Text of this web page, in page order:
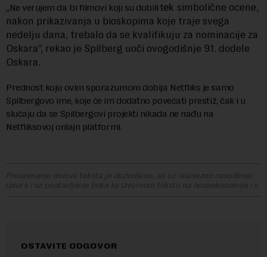
„Ne verujem da bi filmovi koji su dobilitek simbolične ocene,
nakon prikazivanja u bioskopima koje traje svega
nedelju dana, trebalo da se kvalifikuju za nominacije za
Oskara“, rekao je Spilberg uoči ovogodišnje 91. dodele
Oskara.
Prednost koju ovim sporazumom dobija Netfliks je samo
Spilbergovo ime, koje će im dodatno povećati prestiž, čak i u
slučaju da se Spilbergovi projekti nikada ne nađu na
Netfliksovoj onlajn platformi.
Preuzimanje delova teksta je dozvoljeno, ali uz obavezno navođenje
izvora i uz postavljanje linka ka izvornom tekstu na novaekonomija.rs
OSTAVITE ODGOVOR